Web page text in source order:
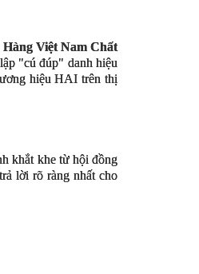
Hàng Việt Nam Chất
"cú đúp" danh hiệu
hiệu HAI trên thị
khắt khe từ hội đồng
lời rõ ràng nhất cho